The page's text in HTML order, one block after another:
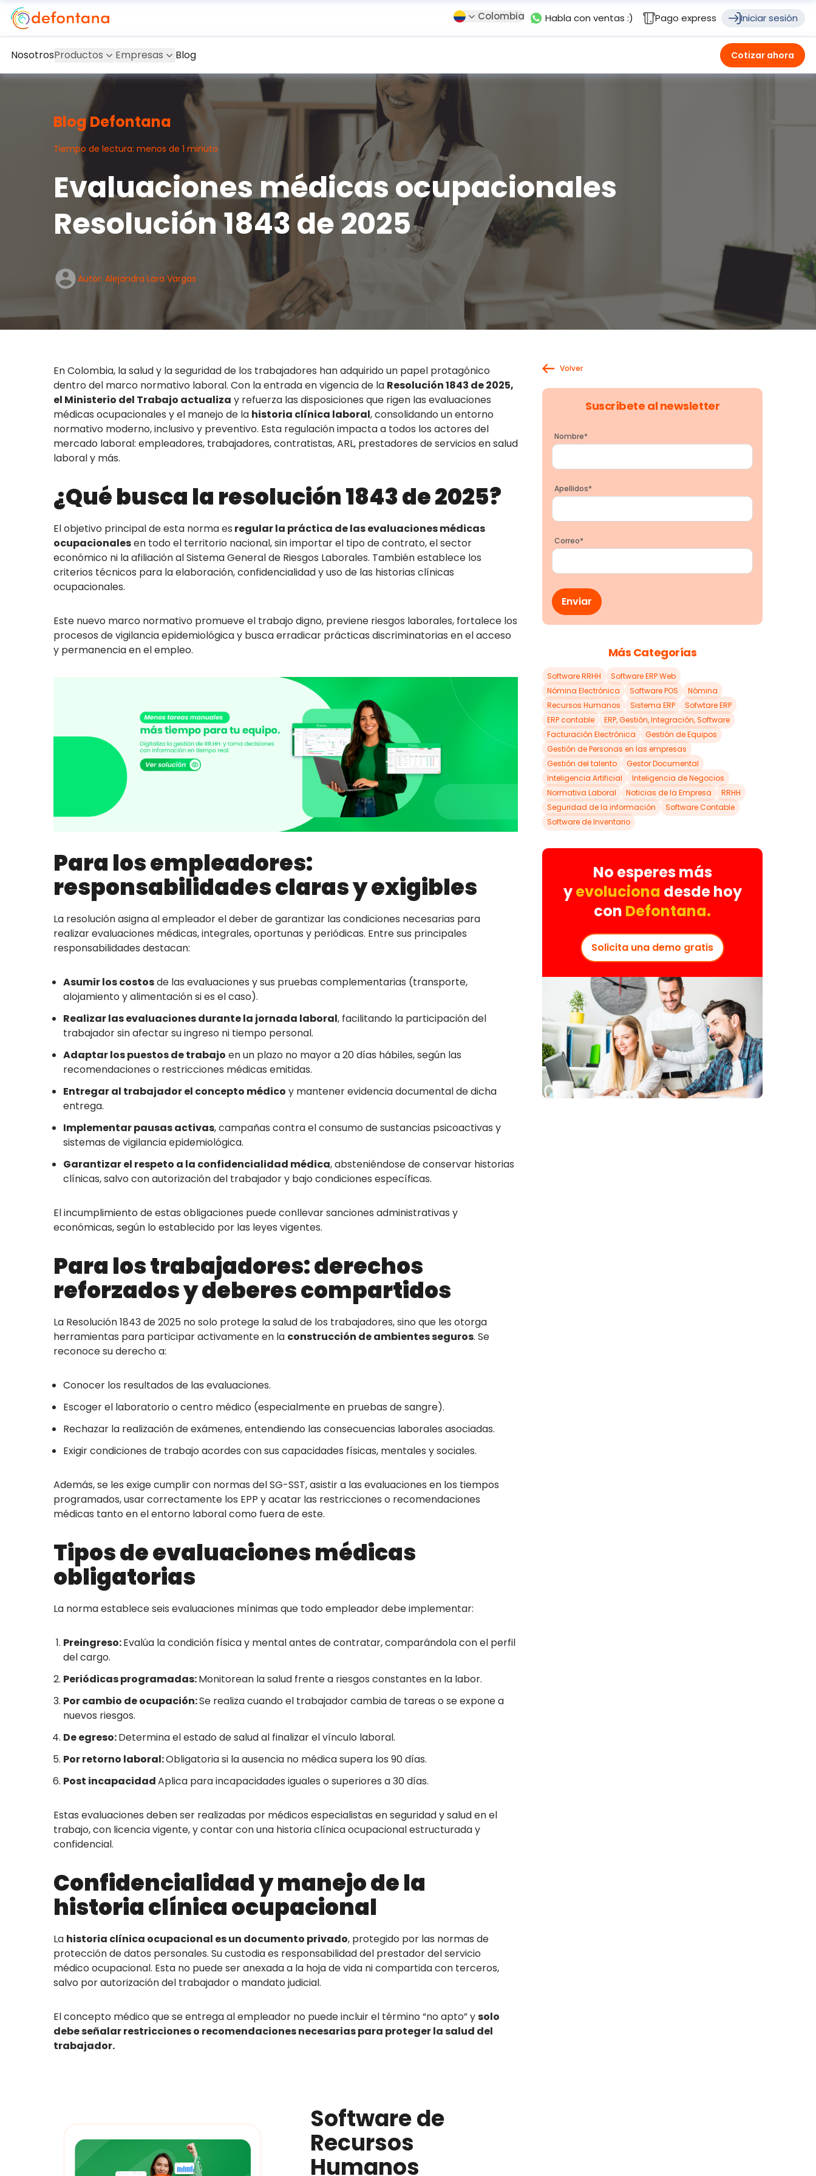
Colombia Habla con ventas :) Pago express Iniciar sesión
Cotizar ahora
NosotrosProductos Empresas Blog
Blog Defontana
Tiempo de lectura: menos de 1 minuto
Evaluaciones médicas ocupacionales
Resolución 1843 de 2025
Autor: Alejandra Lara Vargas
En Colombia, la salud y la seguridad de los trabajadores han adquirido un papel protagónico
dentro del marco normativo laboral. Con la entrada en vigencia de la Resolución 1843 de 2025,
el Ministerio del Trabajo actualiza y refuerza las disposiciones que rigen las evaluaciones
médicas ocupacionales y el manejo de la historia clínica laboral, consolidando un entorno
normativo moderno, inclusivo y preventivo. Esta regulación impacta a todos los actores del
mercado laboral: empleadores, trabajadores, contratistas, ARL, prestadores de servicios en salud
laboral y más.
¿Qué busca la resolución 1843 de 2025?
El objetivo principal de esta norma es regular la práctica de las evaluaciones médicas
ocupacionalesen todo el territorio nacional, sin importar el tipo de contrato, el sector
económico ni la afiliación al Sistema General de Riesgos Laborales. También establece los
criterios técnicos para la elaboración, confidencialidad y uso de las historias clínicas
ocupacionales.
Este nuevo marco normativo promueve el trabajo digno, previene riesgos laborales, fortalece los
procesos de vigilancia epidemiológica y busca erradicar prácticas discriminatorias en el acceso
y permanencia en el empleo.
Para los empleadores:
responsabilidades claras y exigibles
La resolución asigna al empleador el deber de garantizar las condiciones necesarias para
realizar evaluaciones médicas, integrales, oportunas y periódicas. Entre sus principales
responsabilidades destacan:
Asumir los costosde las evaluaciones y sus pruebas complementarias (transporte,
alojamiento y alimentación si es el caso).
Realizar las evaluaciones durante la jornada laboral, facilitando la participación del
trabajador sin afectar su ingreso ni tiempo personal.
Adaptar los puestos de trabajo en un plazo no mayor a 20 días hábiles, según las
recomendaciones o restricciones médicas emitidas.
Entregar al trabajador el concepto médico y mantener evidencia documental de dicha
entrega.
Implementar pausas activas, campañas contra el consumo de sustancias psicoactivas y
sistemas de vigilancia epidemiológica.
Garantizar el respeto a la confidencialidad médica, absteniéndose de conservar historias
clínicas, salvo con autorización del trabajador y bajo condiciones específicas.
El incumplimiento de estas obligaciones puede conllevar sanciones administrativas y
económicas, según lo establecido por las leyes vigentes.
Para los trabajadores: derechos
reforzados y deberes compartidos
La Resolución 1843 de 2025 no solo protege la salud de los trabajadores, sino que les otorga
herramientas para participar activamente en la construcción de ambientes seguros. Se
reconoce su derecho a:
Conocer los resultados de las evaluaciones.
Escoger el laboratorio o centro médico (especialmente en pruebas de sangre).
Rechazar la realización de exámenes, entendiendo las consecuencias laborales asociadas.
Exigir condiciones de trabajo acordes con sus capacidades físicas, mentales y sociales.
Además, se les exige cumplir con normas del SG-SST, asistir a las evaluaciones en los tiempos
programados, usar correctamente los EPP y acatar las restricciones o recomendaciones
médicas tanto en el entorno laboral como fuera de este.
Tipos de evaluaciones médicas
obligatorias
La norma establece seis evaluaciones mínimas que todo empleador debe implementar:
Preingreso:Evalúa la condición física y mental antes de contratar, comparándola con el perfil
del cargo.
Periódicas programadas:Monitorean la salud frente a riesgos constantes en la labor.
Por cambio de ocupación:Se realiza cuando el trabajador cambia de tareas o se expone a
nuevos riesgos.
De egreso:Determina el estado de salud al finalizar el vínculo laboral.
Por retorno laboral:Obligatoria si la ausencia no médica supera los 90 días.
Post incapacidadAplica para incapacidades iguales o superiores a 30 días.
Estas evaluaciones deben ser realizadas por médicos especialistas en seguridad y salud en el
trabajo, con licencia vigente, y contar con una historia clínica ocupacional estructurada y
confidencial.
Confidencialidad y manejo de la
historia clínica ocupacional
La historia clínica ocupacional es un documento privado, protegido por las normas de
protección de datos personales. Su custodia es responsabilidad del prestador del servicio
médico ocupacional. Esta no puede ser anexada a la hoja de vida ni compartida con terceros,
salvo por autorización del trabajador o mandato judicial.
El concepto médico que se entrega al empleador no puede incluir el término “no apto” ysolo
debe señalar restricciones o recomendaciones necesarias para proteger la salud del
trabajador.
Software de
Recursos
Humanos
Volver
Suscríbete al newsletter
Nombre*
Apellidos*
Correo*
Más Categorías
Software RRHH
Software ERP Web
Nómina Electrónica
Software POS
Nómina
Recursos Humanos
Sistema ERP
Sofwtare ERP
ERP contable
ERP, Gestión, Integración, Software
Facturación Electrónica
Gestión de Equipos
Gestión de Personas en las empresas
Gestión del talento
Gestor Documental
Inteligencia Artificial
Inteligencia de Negocios
Normativa Laboral
Noticias de la Empresa
RRHH
Seguridad de la información
Software Contable
Software de Inventario
No esperes más
yevoluciona desde hoy
con Defontana.
Solicita una demo gratis